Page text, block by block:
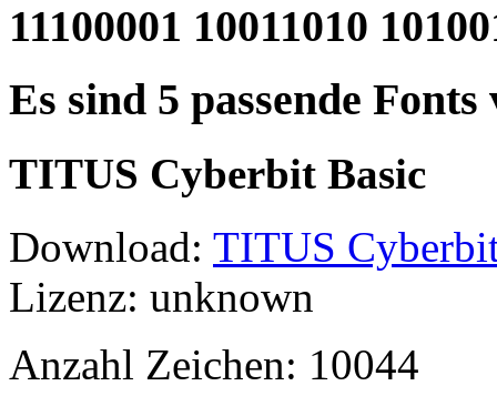
11100001 10011010
Es sind 5 passende
TITUS Cyberbit Basic
Download: TITUS
Lizenz: unknown
Anzahl Zeichen: 10044